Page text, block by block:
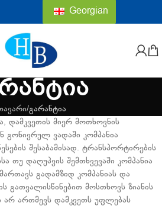
Georgian
გარანტია
დამკვეთის მიერ მოთხოვნის
გონივრულ ვადაში კომპანია
შესაბამისად. ტრანსპორტირების
თუ დაღუპვის შემთხვევაში კომპანია
გადამზიდ კომპანიას და
გათვალისწინებით მოსთხოვს ზიანის
არ ართმევს დამკვეთს უფლებას